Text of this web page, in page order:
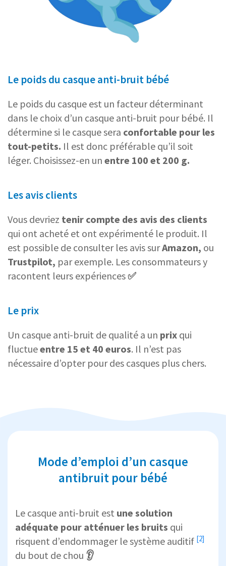
Le poids du casque anti-bruit bébé
Le poids du casque est un facteur déterminant
dans le choix d’un casque anti-bruit pour bébé. Il
détermine si le casque sera confortable pour les
tout-petits. Il est donc préférable qu’il soit
léger. Choisissez-en un entre 100 et 200 g.
Les avis clients
Vous devriez tenir compte des avis des clients
qui ont acheté et ont expérimenté le produit. Il
est possible de consulter les avis surAmazon, ou
Trustpilot, par exemple. Les consommateurs y
racontent leurs expériences✅
Le prix
Un casque anti-bruit de qualité a un prix qui
fluctueentre 15 et 40 euros. Il n’est pas
nécessaire d’opter pour des casques plus chers.
Mode d’emploi d’un casque
antibruit pour bébé
Le casque anti-bruit est une solution
adéquate pour atténuer les bruits qui
risquent d’endommager le système auditif [2]
du bout de chou 👂